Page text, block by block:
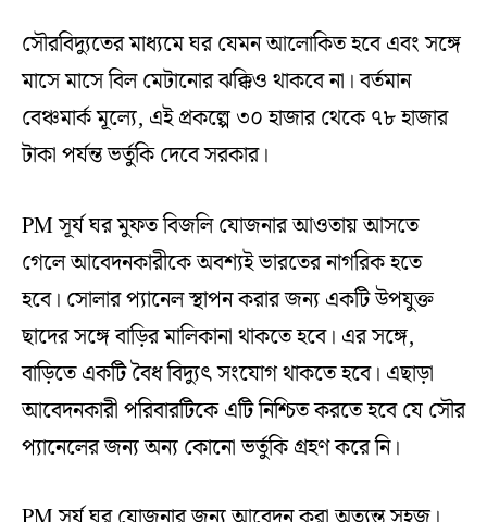
সৌরবিদ্যুতের মাধ্যমে ঘর যেমন আলোকিত হবে এবং সঙ্গে
মাসে মাসে বিল মেটানোর ঝক্কিও থাকবে না। বর্তমান
বেঞ্চমার্ক মূল্যে, এই প্রকল্পে ৩০ হাজার থেকে ৭৮ হাজার
টাকা পর্যন্ত ভর্তুকি দেবে সরকার।
PM সূর্য ঘর মুফত বিজলি যোজনার আওতায় আসতে
গেলে আবেদনকারীকে অবশ্যই ভারতের নাগরিক হতে
হবে। সোলার প্যানেল স্থাপন করার জন্য একটি উপযুক্ত
ছাদের সঙ্গে বাড়ির মালিকানা থাকতে হবে। এর সঙ্গে,
বাড়িতে একটি বৈধ বিদ্যুৎ সংযোগ থাকতে হবে। এছাড়া
আবেদনকারী পরিবারটিকে এটি নিশ্চিত করতে হবে যে সৌর
প্যানেলের জন্য অন্য কোনো ভর্তুকি গ্রহণ করে নি।